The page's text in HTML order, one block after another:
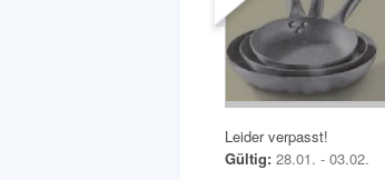
Leider verpasst!
Gültig: 28.01. - 03.02.